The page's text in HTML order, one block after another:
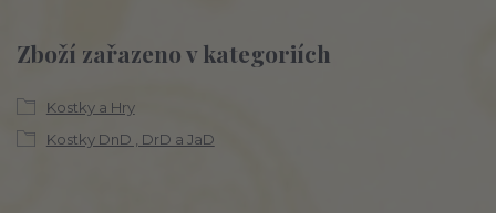
Zboží zařazeno v kategoriích
Kostky a Hry
Kostky DnD , DrD a JaD